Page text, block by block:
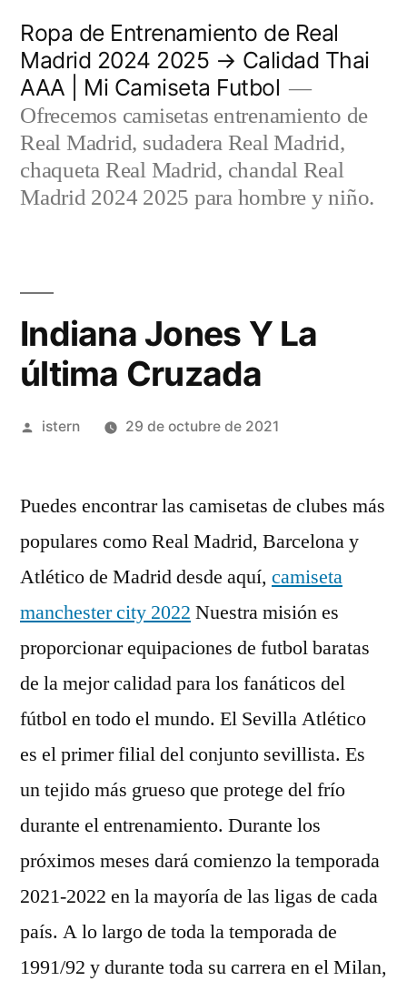
contenido
Ropa de Entrenamiento de Real
Madrid 2024 2025 → Calidad Thai
AAA | Mi Camiseta Futbol
Ofrecemos camisetas entrenamiento de
Real Madrid, sudadera Real Madrid,
chaqueta Real Madrid, chandal Real
Madrid 2024 2025 para hombre y niño.
Indiana Jones Y La
última Cruzada
Publicado
istern 29 de octubre de 2021
Puedes encontrar las camisetas de clubes más
populares como Real Madrid, Barcelona y
Atlético de Madrid desde aquí, camiseta
manchester city 2022 Nuestra misión es
proporcionar equipaciones de futbol baratas
de la mejor calidad para los fanáticos del
fútbol en todo el mundo. El Sevilla Atlético
es el primer filial del conjunto sevillista. Es
un tejido más grueso que protege del frío
durante el entrenamiento. Durante los
próximos meses dará comienzo la temporada
2021-2022 en la mayoría de las ligas de cada
país. A lo largo de toda la temporada de
1991/92 y durante toda su carrera en el Milan,